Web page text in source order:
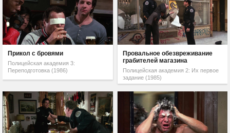
Прикол с бровями
Полицейская академия 3:
Переподготовка (1986)
Провальное обезвреживание
грабителей магазина
Полицейская академия 2: Их первое
задание (1985)